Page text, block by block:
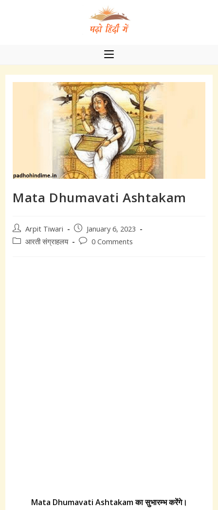
Mata Dhumavati Ashtakam
Post
author:
Arpit Tiwari
Post
published:
January 6, 2023
Postआरती संग्राहलय
Post0 Comments
Mata Dhumavati Ashtakamका सुभारम्भ करेंगे।